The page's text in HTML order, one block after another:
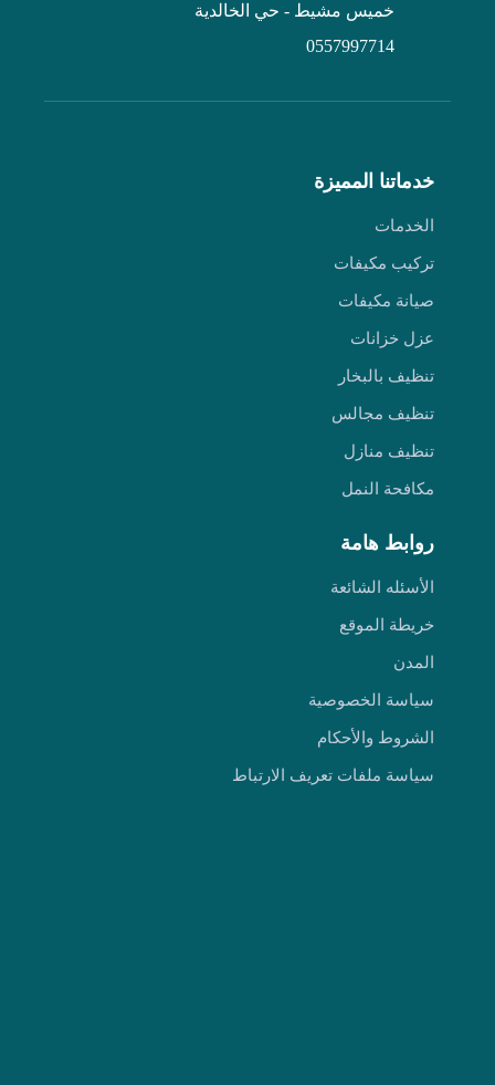
خميس مشيط - حي الخالدية
0557997714
خدماتنا المميزة
الخدمات
تركيب مكيفات
صيانة مكيفات
عزل خزانات
تنظيف بالبخار
تنظيف مجالس
تنظيف منازل
مكافحة النمل
روابط هامة
الأسئله الشائعة
خريطة الموقع
المدن
سياسة الخصوصية
الشروط والأحكام
سياسة ملفات تعريف الارتباط